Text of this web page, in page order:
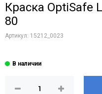
Краска OptiSafe
80
Артикул: 15212_0023